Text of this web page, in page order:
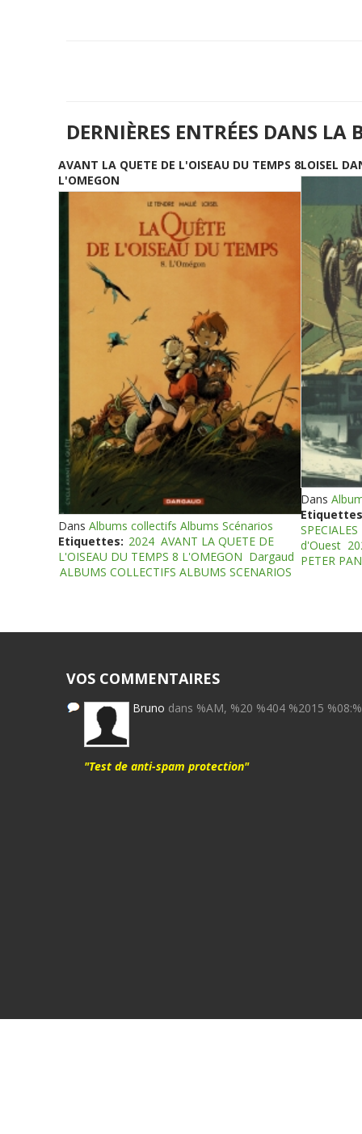
DERNIÈRES ENTRÉES DANS LA
AVANT LA QUETE DE L'OISEAU DU TEMPS 8
L'OMEGON
Dans Albums collectifs Albums Scénarios
Etiquettes: 2024 AVANT LA QUETE DE
L'OISEAU DU TEMPS 8 L'OMEGON Dargaud
ALBUMS COLLECTIFS ALBUMS SCENARIOS
LOISEL
Dans
SPECIALES
d'Ouest
PETER PAN
VOS COMMENTAIRES
Bruno dans %AM, %20 %404 %2015
"Test de anti-spam protection"